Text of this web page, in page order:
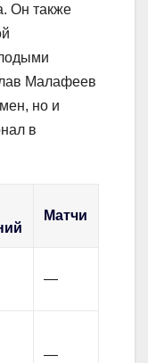
Он также
Малафеев
но и
в
Матчи
—
—